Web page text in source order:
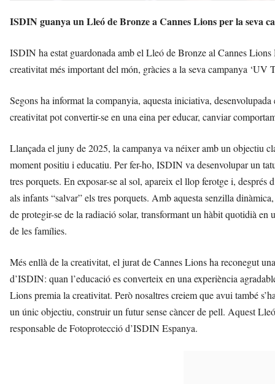
ISDIN guanya un Lleó de Bronze a Cannes Lions per la seva
ISDIN ha estat guardonada amb el Lleó de Bronze al Cannes
creativitat més important del món, gràcies a la seva campanya ‘UV
Segons ha informat la companyia, aquesta iniciativa,
creativitat pot convertir-se en una eina per educar, canviar
Llançada el juny de 2025, la campanya va néixer amb un objectiu
moment positiu i educatiu. Per fer-ho, ISDIN va desenvolupar un
tres porquets. En exposar-se al sol, apareix el llop ferotge i, després
als infants “salvar” els tres porquets. Amb aquesta senzilla
de protegir-se de la radiació solar, transformant un hàbit quotidià
de les famílies.
Més enllà de la creativitat, el jurat de Cannes Lions ha reconegut
d’ISDIN: quan l’educació es converteix en una experiència
Lions premia la creativitat. Però nosaltres creiem que avui també
un únic objectiu, construir un futur sense càncer de pell. Aquest
responsable de Fotoprotecció d’ISDIN Espanya.